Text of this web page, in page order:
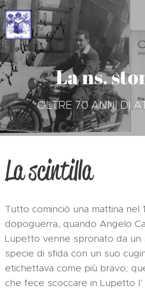
La ns.
OLTRE 70 ANNI DI
La scintilla
Tutto cominciò una mattina nel
dopoguerra, quando Angelo
Lupetto venne spronato da un
specie di sfida con un suo
etichettava come più bravo;
che fece scoccare in Lupetto l'